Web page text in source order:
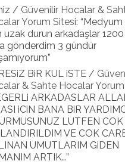
/ Güvenilir Hocalar &
Yorum Sitesi: “Medyum
uzak durun arkadaşlar
gönderdim 3 gündür
”
BiR KUL iSTE /
& Sahte Hocalar
ARKADASLAR
iCiN BANA BiR
LUTFEN COK
VE COK
UMUTLARIM GiDEN
ARTIK…”